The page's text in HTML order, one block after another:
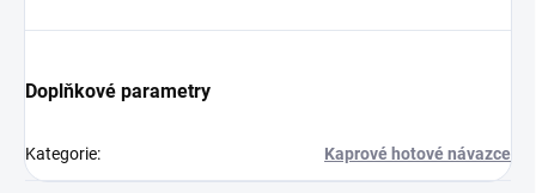
Doplňkové parametry
Kategorie: Kaprové hotové návazce